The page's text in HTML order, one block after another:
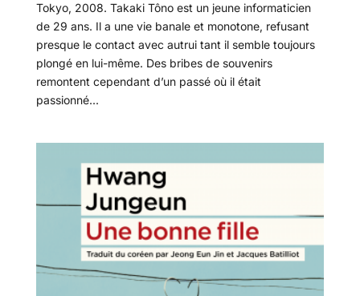
Tokyo, 2008. Takaki Tôno est un jeune informaticien
de 29 ans. Il a une vie banale et monotone, refusant
presque le contact avec autrui tant il semble toujours
plongé en lui-même. Des bribes de souvenirs
remontent cependant d’un passé où il était
passionné...